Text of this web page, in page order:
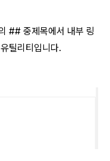
## 중제목에서 내부 링
틸리티입니다.